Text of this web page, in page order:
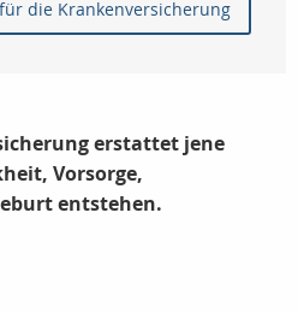
die Krankenversicherung
erstattet jene
Vorsorge,
entstehen.